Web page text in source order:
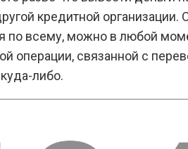
кредитной организации.
по всему, можно в любой
операции, связанной с
либо.